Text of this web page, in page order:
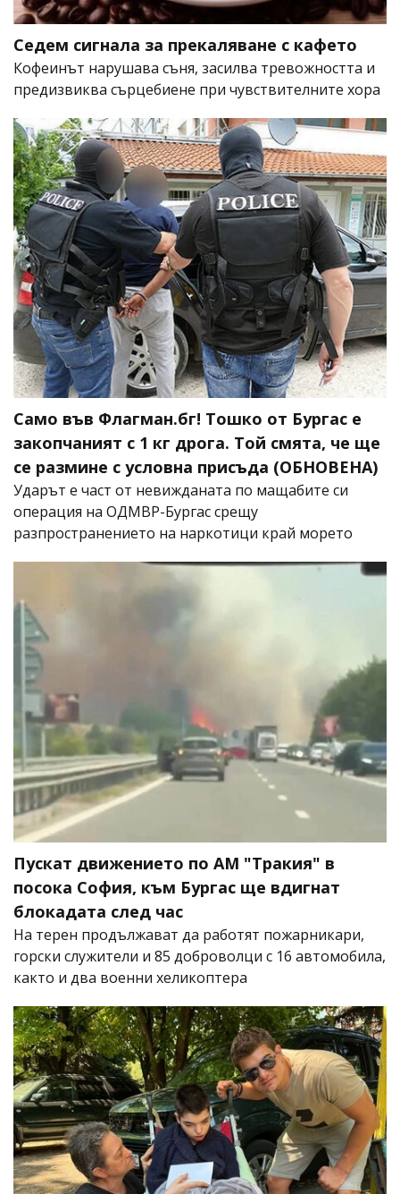
Седем сигнала за прекаляване с кафето
Кофеинът нарушава съня, засилва тревожността и
предизвиква сърцебиене при чувствителните хора
Само във Флагман.бг! Тошко от Бургас е
закопчаният с 1 кг дрога. Той смята, че ще
се размине с условна присъда (ОБНОВЕНА)
Ударът е част от невижданата по мащабите си
операция на ОДМВР-Бургас срещу
разпространението на наркотици край морето
Пускат движението по АМ "Тракия" в
посока София, към Бургас ще вдигнат
блокадата след час
На терен продължават да работят пожарникари,
горски служители и 85 доброволци с 16 автомобила,
както и два военни хеликоптера